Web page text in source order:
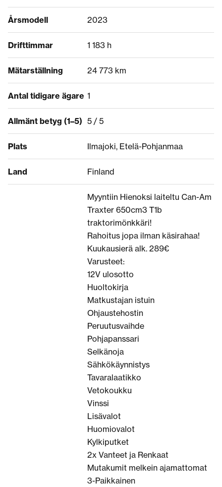
Årsmodell 2023
Drifttimmar 1 183 h
Mätarställning 24 773 km
Antal tidigare ägare 1
Allmänt betyg (1–5) 5 / 5
Plats Ilmajoki, Etelä-Pohjanmaa
Land Finland
Myyntiin Hienoksi laiteltu Can-Am
Traxter 650cm3 T1b
traktorimönkkäri!
Rahoitus jopa ilman käsirahaa!
Kuukausierä alk. 289€
Varusteet:
12V ulosotto
Huoltokirja
Matkustajan istuin
Ohjaustehostin
Peruutusvaihde
Pohjapanssari
Selkänoja
Sähkökäynnistys
Tavaralaatikko
Vetokoukku
Vinssi
Lisävalot
Huomiovalot
Kylkiputket
2x Vanteet ja Renkaat
Mutakumit melkein ajamattomat
3-Paikkainen